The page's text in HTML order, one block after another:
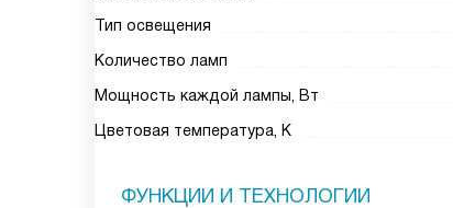
Тип освещения
Количество ламп
Мощность каждой лампы, Вт
Цветовая температура, К
ФУНКЦИИ И ТЕХНОЛОГИИ